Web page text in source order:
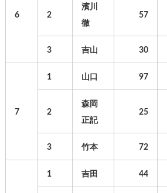
6 2
濱川
徹
57
3 吉山 30
7
1 山口 97
2
森岡
正記
25
3 竹本 72
1 吉田 44